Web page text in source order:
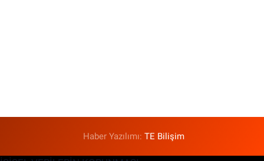
Haber Yazılımı:TE Bilişim